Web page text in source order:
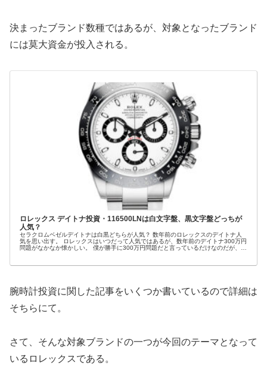
決まったブランド数種ではあるが、対象となったブランド
には莫大資金が投入される。
ロレックス デイトナ投資・116500LNは白文字盤、黒文字盤どっちが
人気？
セラクロムベゼルデイトナは白黒どちらが人気？ 数年前のロレックスのデイトナ人
気を思い出す。 ロレックスはいつだって人気ではあるが、数年前のデイトナ300万円
問題がなかなか懐かしい。 僕が勝手に300万円問題だと言っているだけなのだが、当
腕時計投資に関した記事をいくつか書いているので詳細は
そちらにて。
さて、そんな対象ブランドの一つが今回のテーマとなって
いるロレックスである。